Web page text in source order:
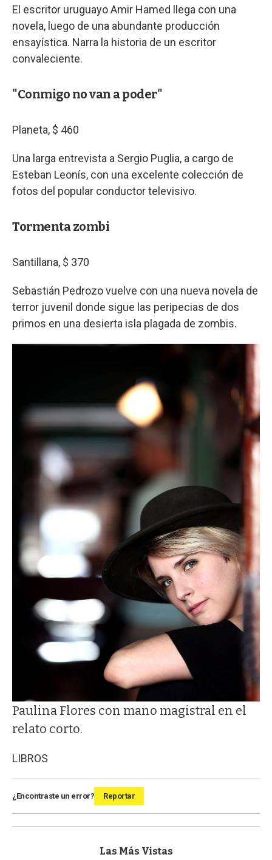
El escritor uruguayo Amir Hamed llega con una
novela, luego de una abundante producción
ensayística. Narra la historia de un escritor
convaleciente.
"Conmigo no van a poder"
Planeta, $ 460
Una larga entrevista a Sergio Puglia, a cargo de
Esteban Leonís, con una excelente colección de
fotos del popular conductor televisivo.
Tormenta zombi
Santillana, $ 370
Sebastián Pedrozo vuelve con una nueva novela de
terror juvenil donde sigue las peripecias de dos
primos en una desierta isla plagada de zombis.
Paulina Flores con mano magistral en el
relato corto.
LIBROS
¿Encontraste un error? Reportar
Las Más Vistas